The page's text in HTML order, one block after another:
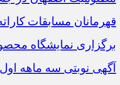
قهرمانان مسابقات
برگزاری نمایشگاه
آگهی نوبتی سه ماهه اول سال ۱۴۰۵ حوزه